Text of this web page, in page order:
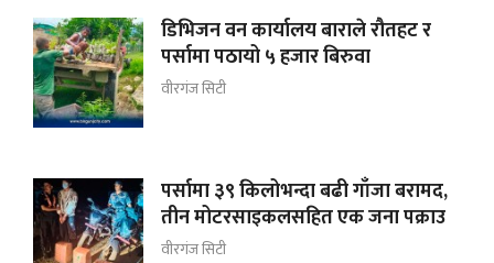
डिभिजन वन कार्यालय बाराले रौतहट र
पर्सामा पठायो ५ हजार बिरुवा
वीरगंज सिटी
पर्सामा ३९ किलोभन्दा बढी गाँजा बरामद,
तीन मोटरसाइकलसहित एक जना पक्राउ
वीरगंज सिटी